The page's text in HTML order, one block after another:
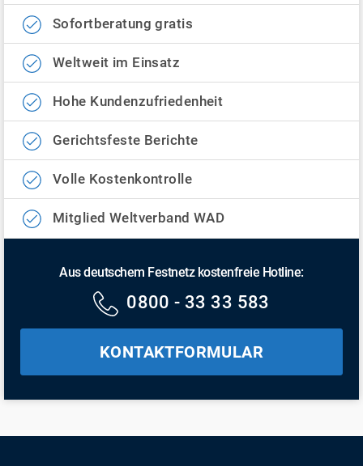
Sofortberatung gratis
Weltweit im Einsatz
Hohe Kundenzufriedenheit
Gerichtsfeste Berichte
Volle Kostenkontrolle
Mitglied Weltverband WAD
Aus deutschem Festnetz kostenfreie Hotline:
0800 - 33 33 583
KONTAKTFORMULAR